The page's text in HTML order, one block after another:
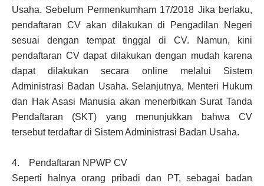
Usaha. Sebelum Permenkumham 17/2018 Jika berlaku,
pendaftaran CV akan dilakukan di Pengadilan Negeri
sesuai dengan tempat tinggal di CV. Namun, kini
pendaftaran CV dapat dilakukan dengan mudah karena
dapat dilakukan secara online melalui Sistem
Administrasi Badan Usaha. Selanjutnya, Menteri Hukum
dan Hak Asasi Manusia akan menerbitkan Surat Tanda
Pendaftaran (SKT) yang menunjukkan bahwa CV
tersebut terdaftar di Sistem Administrasi Badan Usaha.
4. Pendaftaran NPWP CV
Seperti halnya orang pribadi dan PT, sebagai badan